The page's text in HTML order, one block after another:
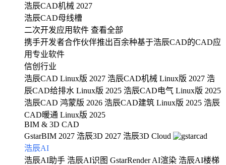
浩辰CAD机械 2027
浩辰CAD母线槽
二次开发应用软件 查看全部
携手开发者合作伙伴推出百余种基于浩辰CAD的CAD应
用专业软件
信创行业
浩辰CAD Linux版 2027 浩辰CAD机械 Linux版 2027 浩
辰CAD给排水 Linux版 2025 浩辰CAD电气 Linux版 2025
浩辰CAD 鸿蒙版 2026 浩辰CAD建筑 Linux版 2025 浩辰
CAD暖通 Linux版 2025
BIM & 3D CAD
GstarBIM 2027 浩辰3D 2027 浩辰3D Cloud
浩辰AI
浩辰AI助手 浩辰AI识图 GstarRender AI渲染 浩辰AI楼梯